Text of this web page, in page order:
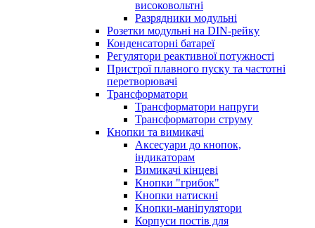
високовольтні
Разрядники модульні
Розетки модульні на DIN-рейку
Конденсаторні батареї
Регулятори реактивної потужності
Пристрої плавного пуску та частотні
перетворювачі
Трансформатори
Трансформатори напруги
Трансформатори струму
Кнопки та вимикачі
Аксесуари до кнопок,
індикаторам
Вимикачі кінцеві
Кнопки "грибок"
Кнопки натискні
Кнопки-маніпулятори
Корпуси постів для